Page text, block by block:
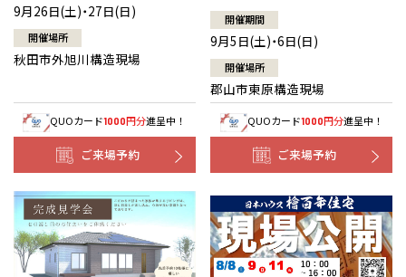
9月26日(土)・27日(日)
開催場所
秋田市外旭川構造現場
QUOカード1000円分進呈中！
ご来場予約
開催期間
9月5日(土)・6日(日)
開催場所
郡山市東原構造現場
QUOカード1000円分進呈中！
ご来場予約